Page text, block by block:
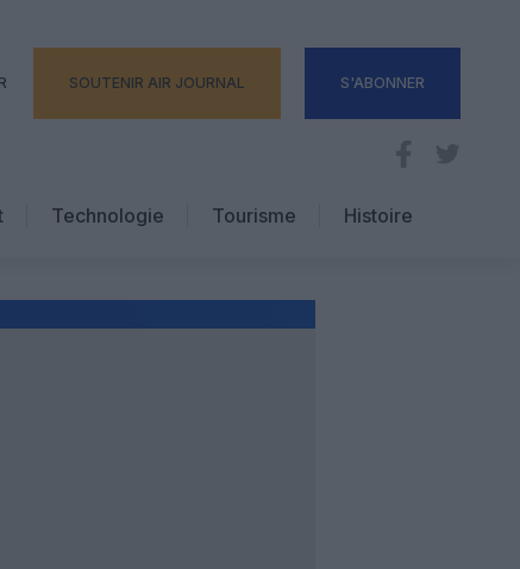
SOUTENIR AIR JOURNAL S'ABONNER
Technologie
Tourisme
Hôtellerie
Histoire